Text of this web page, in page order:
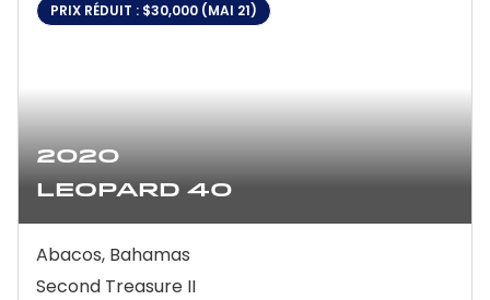
2020
Leopard 40
PRIX RÉDUIT : $30,000 (MAI 21)
Abacos, Bahamas
Second Treasure II